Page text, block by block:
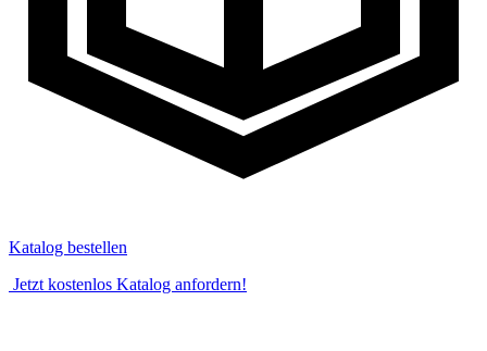
Katalog bestellen
Jetzt kostenlos Katalog anfordern!